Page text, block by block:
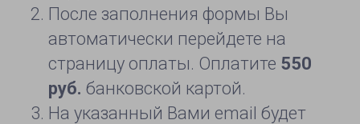
После заполнения формы Вы
автоматически перейдете на
страницу оплаты. Оплатите 550
руб. банковской картой.
На указанный Вами email будет